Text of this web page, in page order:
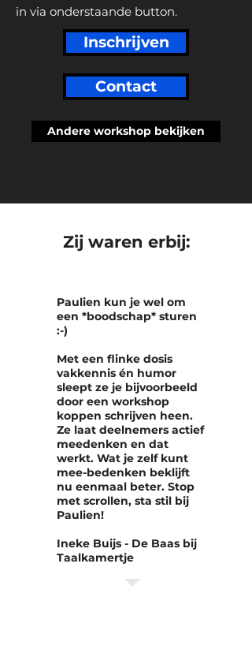
in via onderstaande button.
Inschrijven
Contact
Andere workshop bekijken
Zij waren erbij:
Paulien kun je wel om
een *boodschap* sturen
:-)
Met een flinke dosis
vakkennis én humor
sleept ze je bijvoorbeeld
door een workshop
koppen schrijven heen.
Ze laat deelnemers actief
meedenken en dat
werkt. Wat je zelf kunt
mee-bedenken beklijft
nu eenmaal beter. Stop
met scrollen, sta stil bij
Paulien!
Ineke Buijs - De Baas bij
Taalkamertje